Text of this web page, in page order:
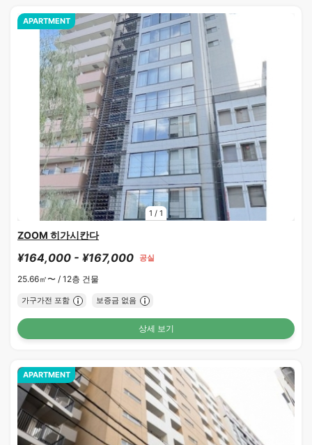
1 / 1
APARTMENT
ZOOM 히가시칸다
¥164,000 - ¥167,000 공실
25.66㎡〜 / 12층 건물
가구가전 포함 보증금 없음
상세 보기
APARTMENT